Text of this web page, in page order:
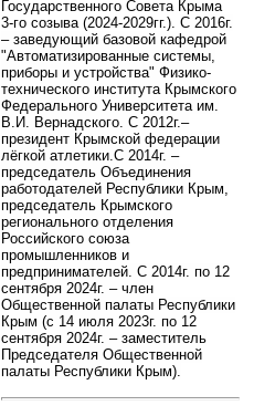
Государственного Совета Крыма
3-го созыва (2024-2029гг.). C 2016г.
– заведующий базовой кафедрой
"Автоматизированные системы,
приборы и устройства" Физико-
технического института Крымского
Федерального Университета им.
В.И. Вернадского. С 2012г.–
президент Крымской федерации
лёгкой атлетики. С 2014г. –
председатель Объединения
работодателей Республики Крым,
председатель Крымского
регионального отделения
Российского союза
промышленников и
предпринимателей. С 2014г. по 12
сентября 2024г. – член
Общественной палаты Республики
Крым (с 14 июля 2023г. по 12
сентября 2024г. – заместитель
Председателя Общественной
палаты Республики Крым).